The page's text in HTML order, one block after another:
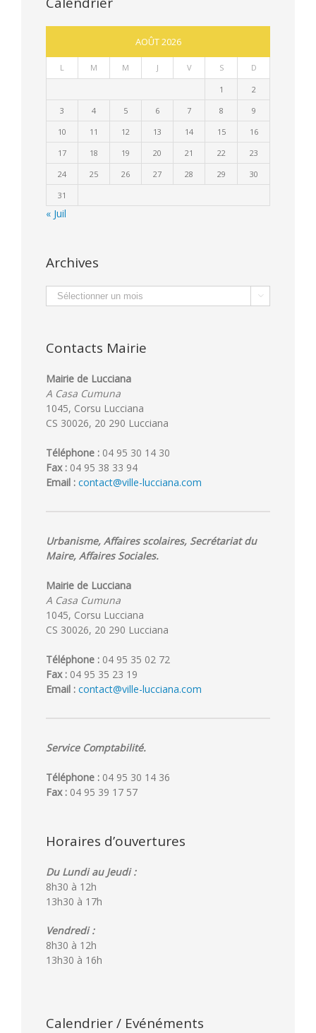
AOÛT 2026
L M M J V S D
1
2
3
4 5 6 7 8
9
10
11 12 13 14 15
16
17
18 19 20 21 22
23
24
25 26 27 28 29
30
31
« Juil
Archives
Archives 
Contacts Mairie
Mairie de Lucciana
A Casa Cumuna
1045, Corsu Lucciana
CS 30026, 20 290 Lucciana
Téléphone : 04 95 30 14 30
Fax : 04 95 38 33 94
Email : contact@ville-lucciana.com
Urbanisme, Affaires scolaires, Secrétariat du
Maire, Affaires Sociales.
Mairie de Lucciana
A Casa Cumuna
1045, Corsu Lucciana
CS 30026, 20 290 Lucciana
Téléphone : 04 95 35 02 72
Fax : 04 95 35 23 19
Email : contact@ville-lucciana.com
Service Comptabilité.
Téléphone : 04 95 30 14 36
Fax : 04 95 39 17 57
Horaires d’ouvertures
Du Lundi au Jeudi :
8h30 à 12h
13h30 à 17h
Vendredi :
8h30 à 12h
13h30 à 16h
Calendrier / Evénéments